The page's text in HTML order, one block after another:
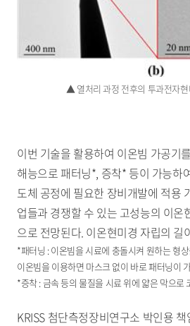
▲ 열처리 과정 전후의 투과전자
이번 기술을 활용하여 이온빔 가공기
해능으로 패터닝*, 증착* 등이 가능하
도체 공정에 필요한 장비개발에 적용
업들과 경쟁할 수 있는 고성능의 이온
으로 전망된다. 이온현미경 자립의 길
*패터닝 : 이온빔을 시료에 충돌시켜 원하는 형
이온빔을 이용하면 마스크 없이 바로 패터닝이
*증착 : 금속 등의 물질을 시료 위에 얇은 막으로
KRISS 첨단측정장비연구소 박인용